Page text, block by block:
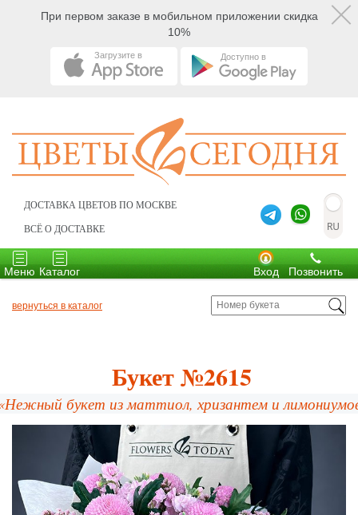
При первом заказе в мобильном приложении скидка
10%
Загрузите в Доступно в
ДОСТАВКА ЦВЕТОВ ПО МОСКВЕ
ВСЁ О ДОСТАВКЕ
Toggle
navigation
Меню
Toggle
navigation
Каталог Позвонить
Вход
вернуться в каталог
Букет №2615
букет из маттиол, хризантем и